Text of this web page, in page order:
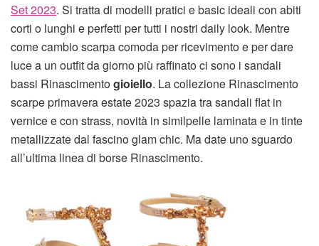
Set 2023. Si tratta di modelli pratici e basic ideali con abiti
corti o lunghi e perfetti per tutti i nostri daily look. Mentre
come cambio scarpa comoda per ricevimento e per dare
luce a un outfit da giorno più raffinato ci sono i sandali
bassi Rinascimentogioiello. La collezione Rinascimento
scarpe primavera estate 2023 spazia tra sandali flat in
vernice e con strass, novità in similpelle laminata e in tinte
metallizzate dal fascino glam chic. Ma date uno sguardo
all’ultima linea di borse Rinascimento.